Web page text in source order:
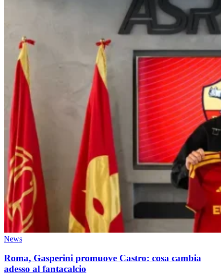
News
Roma, Gasperini promuove Castro: cosa cambia
adesso al fantacalcio